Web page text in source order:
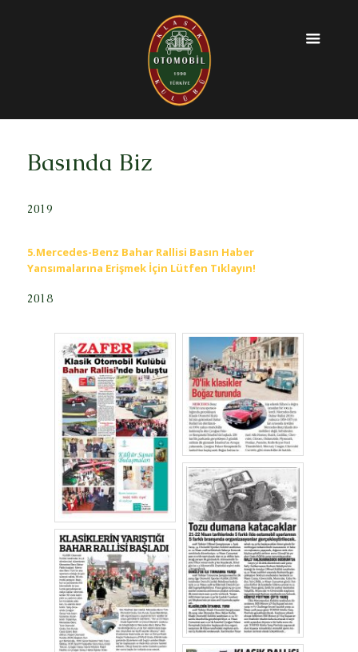
Basında Biz
2019
5.Mercedes-Benz Bahar Rallisi Basın Haber
Yansımalarına Erişmek İçin Lütfen Tıklayın!
2018